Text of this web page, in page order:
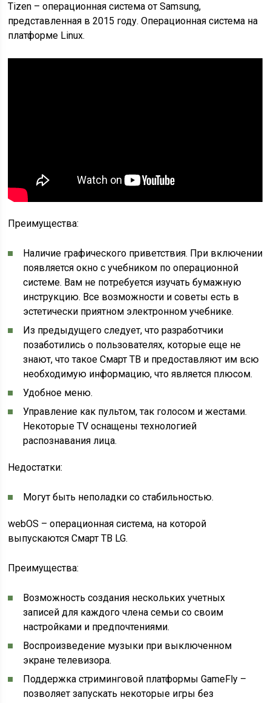
Tizen – операционная система от Samsung,
представленная в 2015 году. Операционная система на
платформе Linux.
Преимущества:
Наличие графического приветствия. При включении
появляется окно с учебником по операционной
системе. Вам не потребуется изучать бумажную
инструкцию. Все возможности и советы есть в
эстетически приятном электронном учебнике.
Из предыдущего следует, что разработчики
позаботились о пользователях, которые еще не
знают, что такое Смарт ТВ и предоставляют им всю
необходимую информацию, что является плюсом.
Удобное меню.
Управление как пультом, так голосом и жестами.
Некоторые TV оснащены технологией
распознавания лица.
Недостатки:
Могут быть неполадки со стабильностью.
webOS – операционная система, на которой
выпускаются Смарт ТВ LG.
Преимущества:
Возможность создания нескольких учетных
записей для каждого члена семьи со своим
настройками и предпочтениями.
Воспроизведение музыки при выключенном
экране телевизора.
Поддержка стриминговой платформы GameFly –
позволяет запускать некоторые игры без